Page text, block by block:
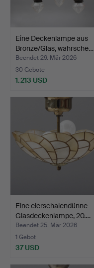
Eine Deckenlampe aus
Bronze/Glas, wahrsche…
Beendet 29. Mär 2026
30 Gebote
1.213 USD
Eine eierschalendünne
Glasdeckenlampe, 20.…
Beendet 25. Mär 2026
1 Gebot
37 USD